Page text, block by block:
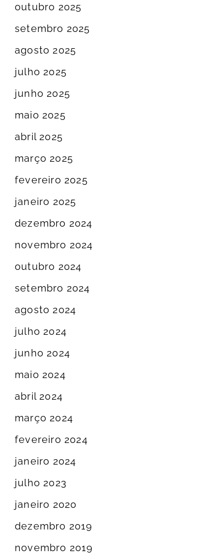
outubro 2025
setembro 2025
agosto 2025
julho 2025
junho 2025
maio 2025
abril 2025
março 2025
fevereiro 2025
janeiro 2025
dezembro 2024
novembro 2024
outubro 2024
setembro 2024
agosto 2024
julho 2024
junho 2024
maio 2024
abril 2024
março 2024
fevereiro 2024
janeiro 2024
julho 2023
janeiro 2020
dezembro 2019
novembro 2019